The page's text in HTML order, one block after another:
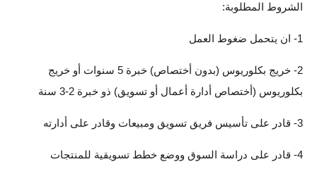
الشروط المطلوبة:
1- ان يتحمل ضغوط العمل
2- خريج بكلوريوس (بدون أختصاص) خبرة 5 سنوات أو خريج
بكلوريوس (أختصاص أدارة أعمال أو تسويق) ذو خبرة 2-3 سنة
3- قادر على تأسيس فريق تسويق ومبيعات وقادر على أدارته
4- قادر على دراسة السوق ووضع خطط تسويقية للمنتجات